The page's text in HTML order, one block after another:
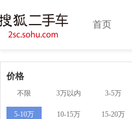
首页
价格
不限 3万以内 3-5万
5-10万 10-15万 15-20万